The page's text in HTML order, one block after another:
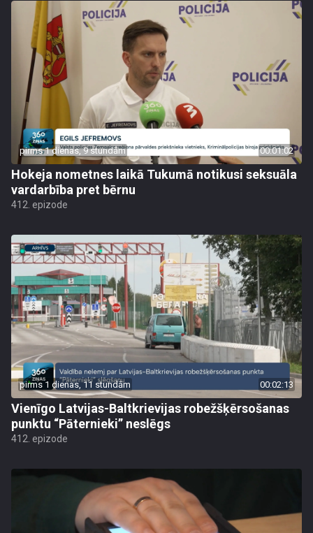
pirms 1 dienas, 9 stundām 00:01:02
Hokeja nometnes laikā Tukumā notikusi seksuāla
vardarbība pret bērnu
412. epizode
pirms 1 dienas, 11 stundām 00:02:13
Vienīgo Latvijas-Baltkrievijas robežšķērsošanas
punktu “Pāternieki” neslēgs
412. epizode